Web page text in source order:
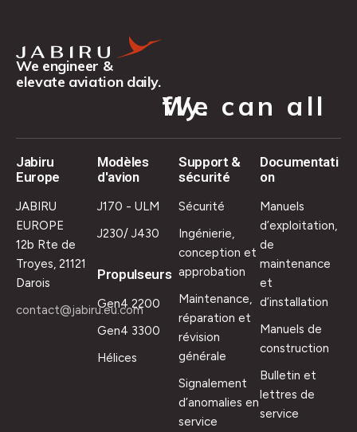
We engineer &
elevate aviation daily.
We can all fly.
Jabiru
Europe
JABIRU
EUROPE
12b Rte de
Troyes, 21121
Darois
contact@jabiru.eu.com
Modèles
d'avion
J170 - ULM
J230/ J430
Propulseurs
Gen4 2200
Gen4 3300
Hélices
Support &
sécurité
Sécurité
Ingénierie,
conception et
approbation
Maintenance,
réparation et
révision
générale
Signalement
d’anomalies en
service
Documentati
on
Manuels
d’exploitation,
de
maintenance
et
d’installation
Manuels de
construction
Bulletin et
lettres de
service